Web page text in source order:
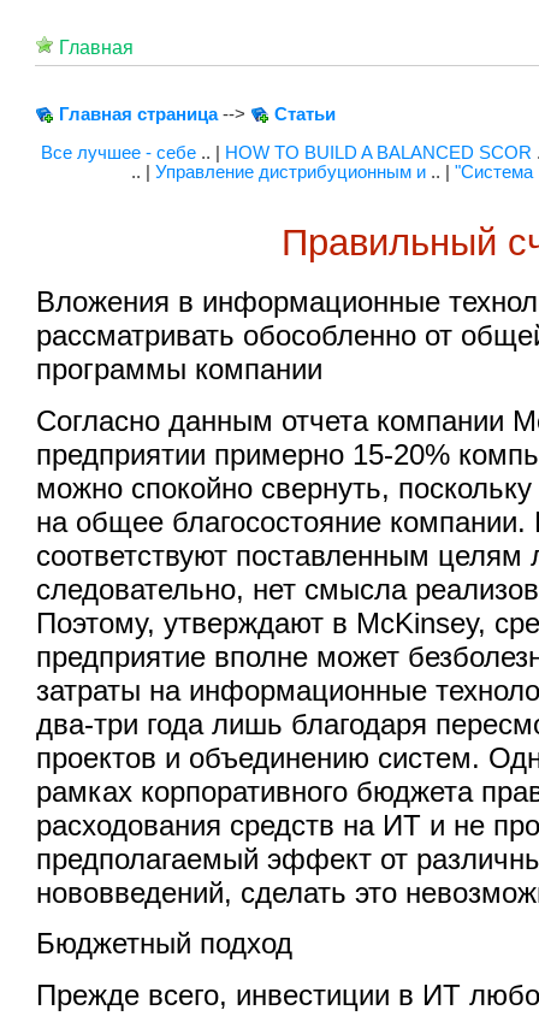
Главная
Главная страница-->
Статьи
Все лучшее - себе .. | HOW TO BUILD A BALANCED SCOR
.. | Управление дистрибуционным и.. | "Система
Правильный
Вложения в информационные
рассматривать обособленно от
программы компании
Согласно данным отчета компании
предприятии примерно 15-20%
можно спокойно свернуть,
на общее благосостояние
соответствуют поставленным целям
следовательно, нет смысла
Поэтому, утверждают в McKinsey,
предприятие вполне может
затраты на информационные
два-три года лишь благодаря
проектов и объединению систем.
рамках корпоративного бюджета
расходования средств на ИТ и не
предполагаемый эффект от
нововведений, сделать это
Бюджетный подход
Прежде всего, инвестиции в ИТ